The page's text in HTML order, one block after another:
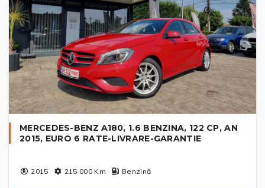
MERCEDES-BENZ A180, 1.6 BENZINA, 122 CP, AN
2015, EURO 6 RATE-LIVRARE-GARANTIE
2015 215 000Km Benzină